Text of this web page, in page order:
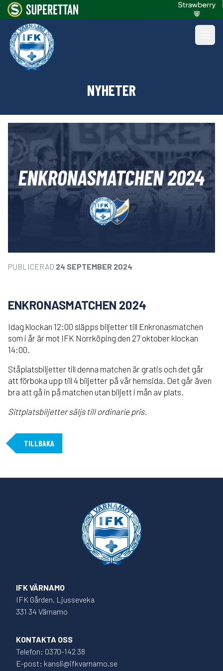
NYHETER
PUBLICERAD 24 SEPTEMBER 2024
ENKRONASMATCHEN 2024
Idag klockan 12:00 släpps biljetter till Enkronasmatchen
som i år är mot IFK Norrköping den 27 oktober klockan
14:00.
Ståplatsbiljetter till denna matchen är gratis och det går
att förboka upp till 4 biljetter på vår hemsida. Det går även
bra att gå in på matchen utan biljett i mån av plats.
Sittplatsbiljetter säljs till ordinarie pris.
TILLBAKA
IFK VÄRNAMO
IFK Gården, Ljusseveka
331 34 Värnamo
KONTAKTA OSS
Telefon: 0370-142 38
E-post: kansli@ifkvarnamo.se